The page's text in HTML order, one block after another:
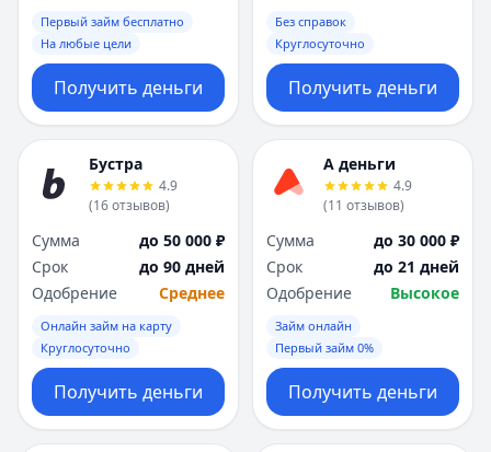
Первый займ бесплатно
На любые цели
Получить деньги
Без справок
Круглосуточно
Получить деньги
Бустра
4.9
(16отзывов)
Сумма
до 50 000 ₽
Срок
до 90 дней
Одобрение
Среднее
Онлайн займ на карту
Круглосуточно
Получить деньги
А деньги
4.9
(11 отзывов)
Сумма
до 30 000 ₽
Срок
до 21 дней
Одобрение
Высокое
Займ онлайн
Первый займ 0%
Получить деньги